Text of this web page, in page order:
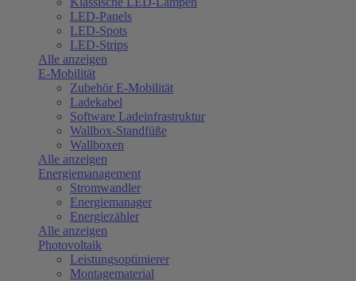
LED-Panels
LED-Spots
LED-Strips
Alle anzeigen
E-Mobilität
Zubehör E-Mobilität
Ladekabel
Software Ladeinfrastruktur
Wallbox-Standfüße
Wallboxen
Alle anzeigen
Energiemanagement
Stromwandler
Energiemanager
Energiezähler
Alle anzeigen
Photovoltaik
Leistungsoptimierer
Montagematerial